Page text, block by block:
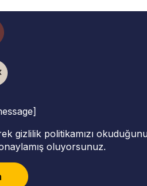
gizlilik politikamızı
oluyorsunuz.